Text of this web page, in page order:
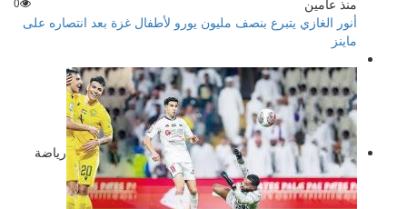
منذ عامين
أنور الغازي يتبرع بنصف مليون يورو لأطفال غزة بعد انتصاره على
ماينز
رياضة